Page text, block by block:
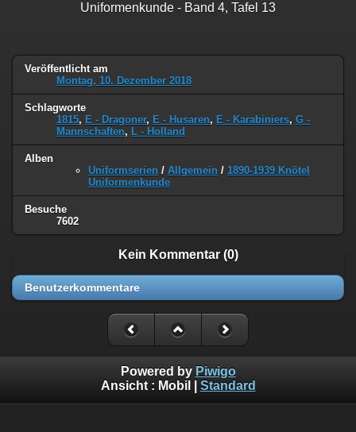
Uniformenkunde - Band 4, Tafel 13
Veröffentlicht am
Montag, 10. Dezember 2018
Schlagworte
1815, E - Dragoner, E - Husaren, E - Karabiniers, G -
Mannschaften, L - Holland
Alben
Uniformserien / Allgemein / 1890-1939 Knötel
Uniformenkunde
Besuche
7602
Kein Kommentar (0)
Benutzerkommentare
Powered by Piwigo
Ansicht : Mobil Standard